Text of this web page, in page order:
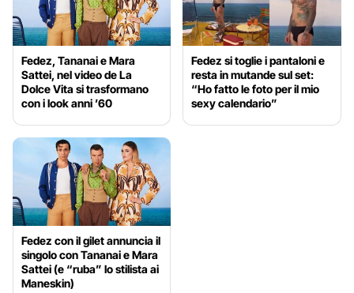
Fedez, Tananai e Mara
Sattei, nel video de La
Dolce Vita si trasformano
con i look anni ’60
Fedez si toglie i pantaloni e
resta in mutande sul set:
“Ho fatto le foto per il mio
sexy calendario”
Fedez con il gilet annuncia il
singolo con Tananai e Mara
Sattei (e “ruba” lo stilista ai
Maneskin)